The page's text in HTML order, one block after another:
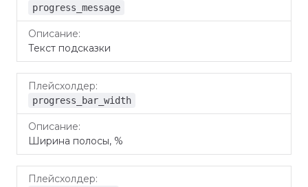
progress_message
Текст подсказки
progress_bar_width
Ширина полосы, %